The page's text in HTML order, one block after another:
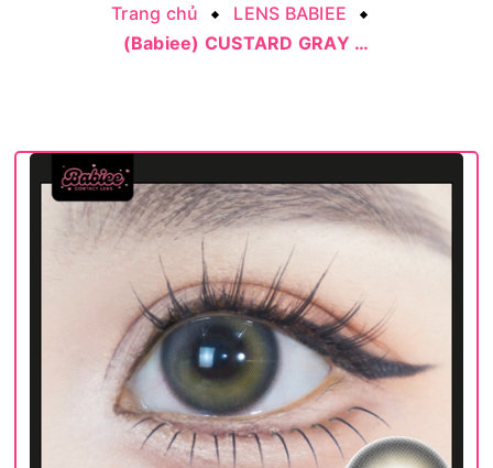
Trang chủ
LENS BABIEE
(Babiee) CUSTARD GRAY - size vừa